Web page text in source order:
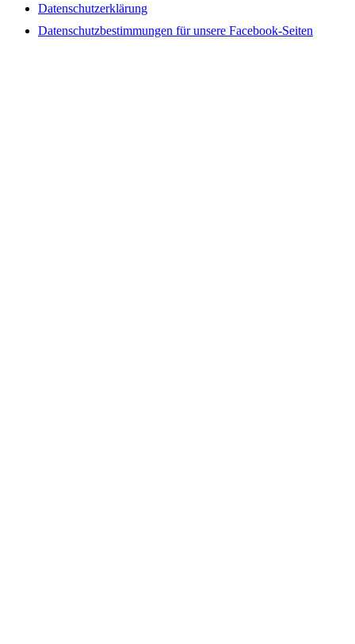
Datenschutzerklärung
Datenschutzbestimmungen für unsere Facebook-Seiten